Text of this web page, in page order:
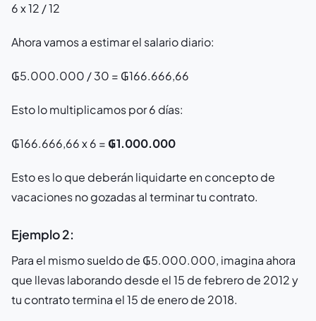
6 x 12 / 12
Ahora vamos a estimar el salario diario:
₲5.000.000 / 30 = ₲166.666,66
Esto lo multiplicamos por 6 días:
₲166.666,66 x 6 = ₲1.000.000
Esto es lo que deberán liquidarte en concepto de
vacaciones no gozadas al terminar tu contrato.
Ejemplo 2:
Para el mismo sueldo de ₲5.000.000, imagina ahora
que llevas laborando desde el 15 de febrero de 2012 y
tu contrato termina el 15 de enero de 2018.